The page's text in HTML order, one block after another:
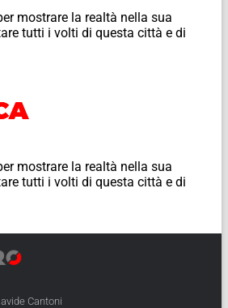
mostrare la realtà nella sua
tutti i volti di questa città e di
mostrare la realtà nella sua
tutti i volti di questa città e di
Cantoni